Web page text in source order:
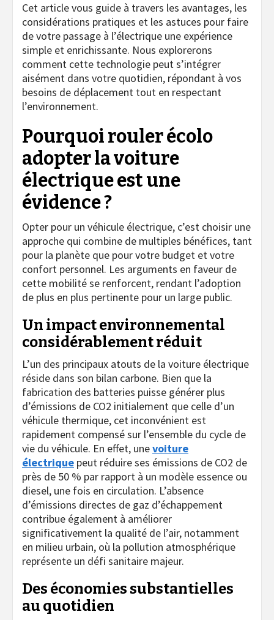
Cet article vous guide à travers les avantages, les
considérations pratiques et les astuces pour faire
de votre passage à l’électrique une expérience
simple et enrichissante. Nous explorerons
comment cette technologie peut s’intégrer
aisément dans votre quotidien, répondant à vos
besoins de déplacement tout en respectant
l’environnement.
Pourquoi rouler écolo
adopter la voiture
électrique est une
évidence ?
Opter pour un véhicule électrique, c’est choisir une
approche qui combine de multiples bénéfices, tant
pour la planète que pour votre budget et votre
confort personnel. Les arguments en faveur de
cette mobilité se renforcent, rendant l’adoption
de plus en plus pertinente pour un large public.
Un impact environnemental
considérablement réduit
L’un des principaux atouts de la voiture électrique
réside dans son bilan carbone. Bien que la
fabrication des batteries puisse générer plus
d’émissions de CO2 initialement que celle d’un
véhicule thermique, cet inconvénient est
rapidement compensé sur l’ensemble du cycle de
vie du véhicule. En effet, unevoiture
électrique peut réduire ses émissions de CO2 de
près de 50 % par rapport à un modèle essence ou
diesel, une fois en circulation. L’absence
d’émissions directes de gaz d’échappement
contribue également à améliorer
significativement la qualité de l’air, notamment
en milieu urbain, où la pollution atmosphérique
représente un défi sanitaire majeur.
Des économies substantielles
au quotidien